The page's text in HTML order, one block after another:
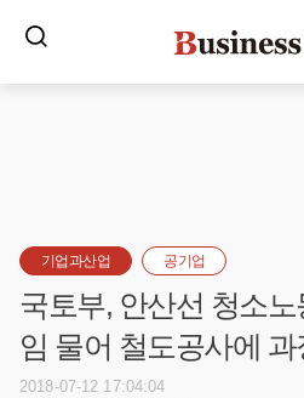
기업과산업 공기업
국토부, 안산선 청소
임 물어 철도공사에 과
2018-07-12 17:04:04